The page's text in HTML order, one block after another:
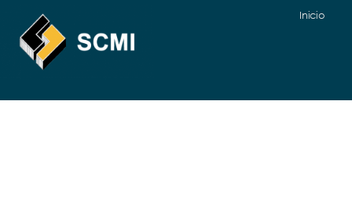
Inicio